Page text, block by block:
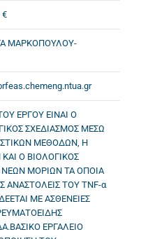
€
ΜΑΡΚΟΠΟΥΛΟΥ-
ΕΡΓΟΥ ΕΙΝΑΙ Ο
ΣΧΕΔΙΑΣΜΟΣ ΜΕΣΩ
ΜΕΘΟΔΩΝ, Η
Ο ΒΙΟΛΟΓΙΚΟΣ
ΝΕΩΝ ΜΟΡΙΩΝ ΤΑ ΟΠΟΙΑ
ΑΝΑΣΤΟΛΕΙΣ ΤΟΥ TNF-α
ΜΕ ΑΣΘΕΝΕΙΕΣ
ΕΡΓΑΛΕΙΟ